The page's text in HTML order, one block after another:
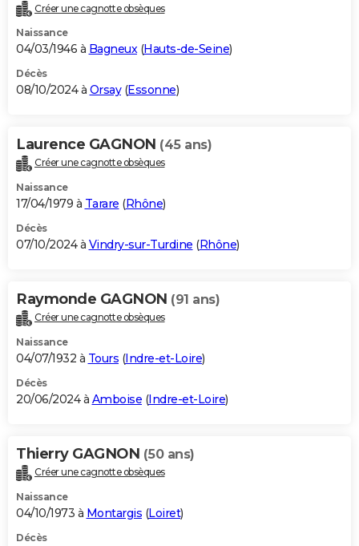
Créer une cagnotte obsèques
Naissance
04/03/1946 à Bagneux(Hauts-de-Seine)
Décès
08/10/2024 à Orsay(Essonne)
Laurence GAGNON (45 ans)
Créer une cagnotte obsèques
Naissance
17/04/1979 à Tarare (Rhône)
Décès
07/10/2024 à Vindry-sur-Turdine (Rhône)
Raymonde GAGNON (91 ans)
Créer une cagnotte obsèques
Naissance
04/07/1932 à Tours (Indre-et-Loire)
Décès
20/06/2024 à Amboise (Indre-et-Loire)
Thierry GAGNON (50 ans)
Créer une cagnotte obsèques
Naissance
04/10/1973 à Montargis (Loiret)
Décès